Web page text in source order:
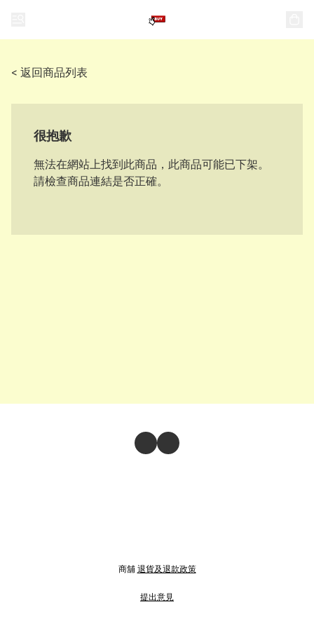
< 返回商品列表
很抱歉
無法在網站上找到此商品，此商品可能已下架。
請檢查商品連結是否正確。
商舖 退貨及退款政策
提出意見